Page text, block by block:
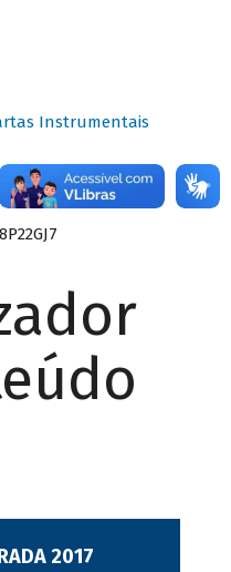
Instrumentais
2017